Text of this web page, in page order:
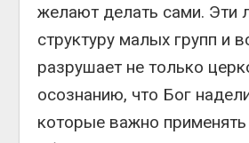
желают делать сами. Эти
структуру малых групп и
разрушает не только
осознанию, что Бог
которые важно